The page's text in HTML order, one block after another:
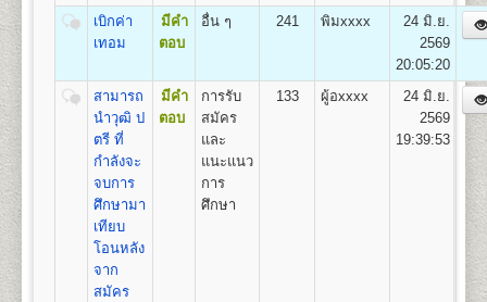
Resourse Development)
เปิดสอน
สาขาวิชา
คณะวิศวกรรมศาสตร์
เปิดสอนระดับปริญญาตรีหลักสูตร 4 ปี จำนวน 138 -148
หน่วยกิต
ชื่อปริญญา
วิศวกรรมศาสตรบัณฑิต (วศ.บ.) Bachelor of
Engineering (B.Eng.)
เปิดสอน
1.สาขาวิชาวิศวกรรมโยธา
2.สาขาวิชาวิศวกรรมอุตสาหการ
3.สาขาวิชาวิศวกรรมพลังงาน
7. ค่าใบรับรองผลการศึกษา ชุดละ
สูตรการชำระเงินสำหรับผู้เข้าศึกษาราย
กระบวนวิชา (PRE-DEGREE)
จำนวน
หน่วยกิต
หน่วยกิต
ค่า
บำรุง
ค่า
ธรรมเนียม
แรกเข้า
1
เบิกค่า
เทอม
มีคำ
ตอบ
อื่น ๆ 241 พิมxxxx
24 มิ.ย.
2569
20:05:20
สามารถ
นำวุฒิ ป
ตรี ที่
กำลังจะ
จบการ
ศึกษามา
เทียบ
โอนหลัง
จาก
สมัคร
มีคำ
ตอบ
การรับ
สมัคร
และ
แนะแนว
การ
ศึกษา
133 ผู้อxxxx
24 มิ.ย.
2569
19:39:53